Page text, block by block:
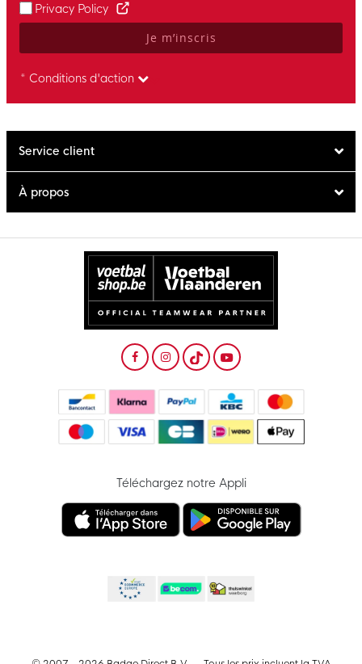
Privacy Policy
Je m’inscris
* Conditions d'action
Service client
À propos
Téléchargez notre Appli